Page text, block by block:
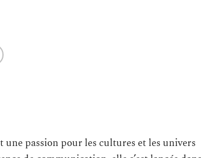
passion pour les cultures et les univers